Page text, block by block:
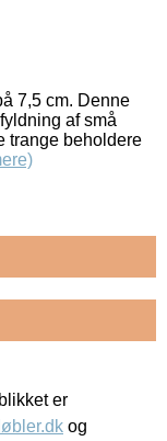
7,5 cm. Denne
af små
trange beholdere
er
og